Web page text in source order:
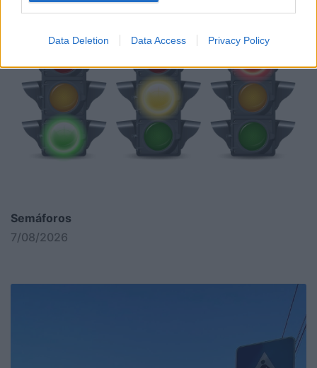
Data Deletion Data Access Privacy Policy
Semáforos
7/08/2026